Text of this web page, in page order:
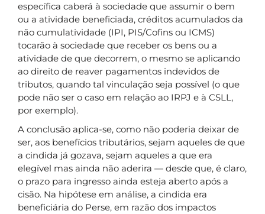
específica caberá à sociedade que assumir o bem
ou a atividade beneficiada, créditos acumulados da
não cumulatividade (IPI, PIS/Cofins ou ICMS)
tocarão à sociedade que receber os bens ou a
atividade de que decorrem, o mesmo se aplicando
ao direito de reaver pagamentos indevidos de
tributos, quando tal vinculação seja possível (o que
pode não ser o caso em relação ao IRPJ e à CSLL,
por exemplo).
A conclusão aplica-se, como não poderia deixar de
ser, aos benefícios tributários, sejam aqueles de que
a cindida já gozava, sejam aqueles a que era
elegível mas ainda não aderira — desde que, é claro,
o prazo para ingresso ainda esteja aberto após a
cisão. Na hipótese em análise, a cindida era
beneficiária do Perse, em razão dos impactos